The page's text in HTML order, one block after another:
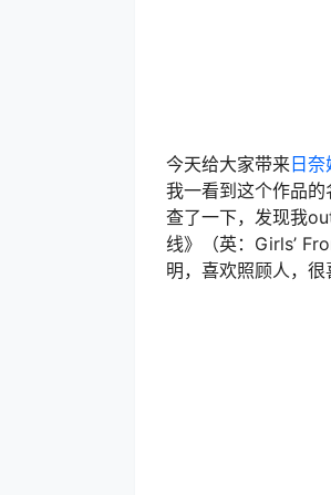
今天给大家带来 日奈
我一看到这个作品
查了一下，发现我
线》（英：Girls’
明，喜欢照顾人，很